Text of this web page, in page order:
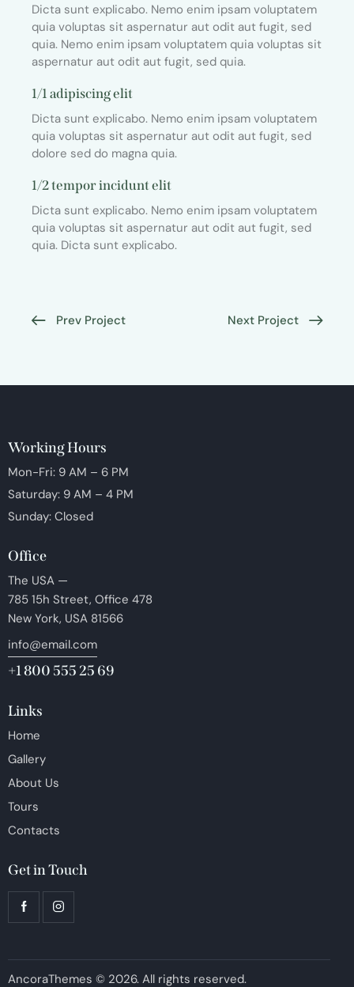
Dicta sunt explicabo. Nemo enim ipsam voluptatem
quia voluptas sit aspernatur aut odit aut fugit, sed
quia. Nemo enim ipsam voluptatem quia voluptas sit
aspernatur aut odit aut fugit, sed quia.
1/1 adipiscing elit
Dicta sunt explicabo. Nemo enim ipsam voluptatem
quia voluptas sit aspernatur aut odit aut fugit, sed
dolore sed do magna quia.
1/2 tempor incidunt elit
Dicta sunt explicabo. Nemo enim ipsam voluptatem
quia voluptas sit aspernatur aut odit aut fugit, sed
quia. Dicta sunt explicabo.
Prev Project Next Project
Working Hours
Mon-Fri: 9 AM – 6 PM
Saturday: 9 AM – 4 PM
Sunday: Closed
Office
The USA —
785 15h Street, Office 478
New York, USA 81566
info@email.com
+1 800 555 25 69
Links
Home
Gallery
About Us
Tours
Contacts
Get in Touch
AncoraThemes © 2026. All rights reserved.